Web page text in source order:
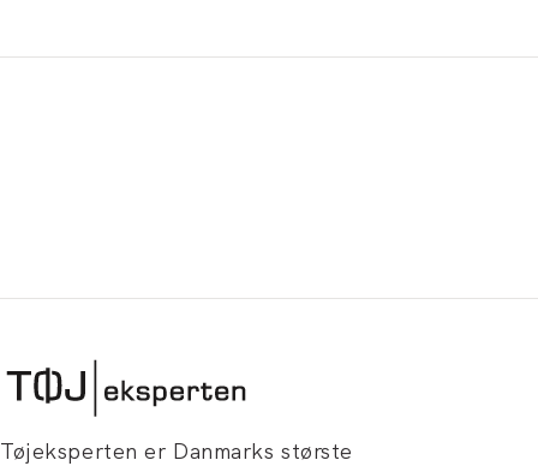
Tøjeksperten er Danmarks største